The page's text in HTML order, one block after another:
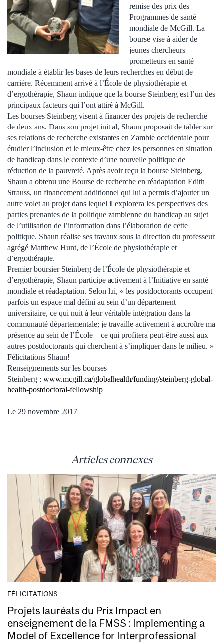
remise des prix des
Programmes de santé
mondiale de McGill. La
bourse vise à aider de
jeunes chercheurs
prometteurs en santé
mondiale à établir les bases de leurs recherches en début de
carrière. Récemment arrivé à l’École de physiothérapie et
d’ergothérapie, Shaun indique que la bourse Steinberg est l’un des
principaux facteurs qui l’ont attiré à McGill.
Les bourses Steinberg visent à financer des projets de recherche
de deux ans. Dans son projet initial, Shaun proposait de tabler sur
ses relations de recherche existantes en Zambie occidentale pour
étudier l’inclusion et le mieux-être chez les personnes en situation
de handicap dans le contexte d’une nouvelle politique de
réduction de la pauvreté. Après avoir reçu la bourse Steinberg,
Shaun a obtenu une Bourse de recherche en réadaptation Edith
Strauss, un financement additionnel qui lui a permis d’ajouter un
autre volet au projet dans lequel il explorera les perspectives des
parties prenantes de la politique zambienne du handicap au sujet
de l’utilisation de l’information dans l’élaboration de cette
politique. Shaun réalise ses travaux sous la direction du professeur
agrégé Matthew Hunt, de l’École de physiothérapie et
d’ergothérapie.
Premier boursier Steinberg de l’École de physiothérapie et
d’ergothérapie, Shaun participe activement à l’Initiative en santé
mondiale et réadaptation. Selon lui, « les postdoctorants occupent
parfois un espace mal défini au sein d’un département
universitaire, ce qui nuit à leur véritable intégration dans la
communauté départementale; je travaille activement à accroître ma
présence au sein de l’École – ce qui profitera peut-être aussi aux
autres postdoctorants qui cherchent à s’impliquer dans le milieu. »
Félicitations Shaun!
Renseignements sur les bourses
Steinberg : www.mcgill.ca/globalhealth/funding/steinberg-global-
health-postdoctoral-fellowship
Le 29 novembre 2017
Articles connexes
FÉLICITATIONS
Projets lauréats du Prix Impact en
enseignement de la FMSS : Implementing a
Model of Excellence for Interprofessional